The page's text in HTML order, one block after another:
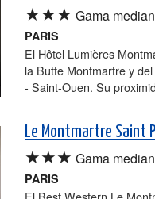
★★★ Gama
PARIS
El Hôtel Lumières
la Butte Montmartre y
- Saint-Ouen. Su
Le Montmartre Saint
★★★ Gama
PARIS